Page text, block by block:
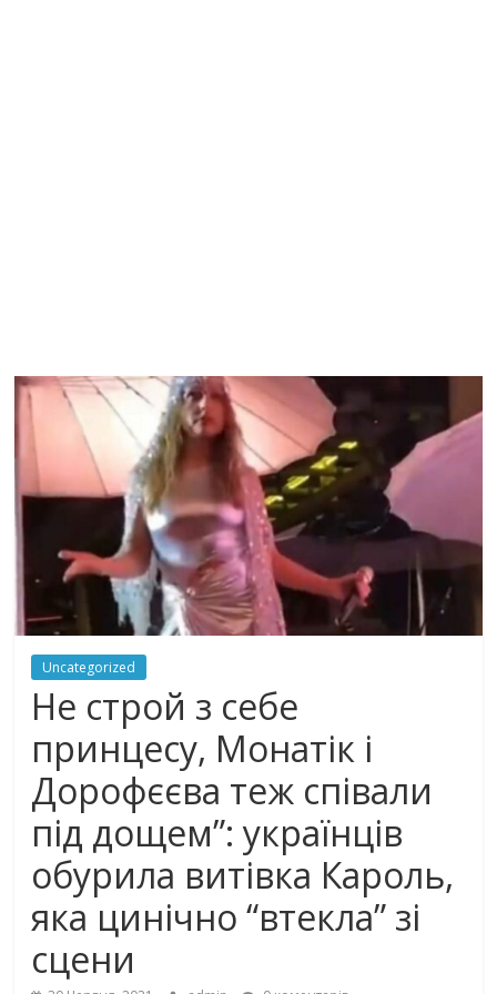
Uncategorized
Не строй з себе
принцесу, Монатік і
Дорофєєва теж співали
під дощем”: українців
обурила витівка Кароль,
яка цинічно “втекла” зі
сцени